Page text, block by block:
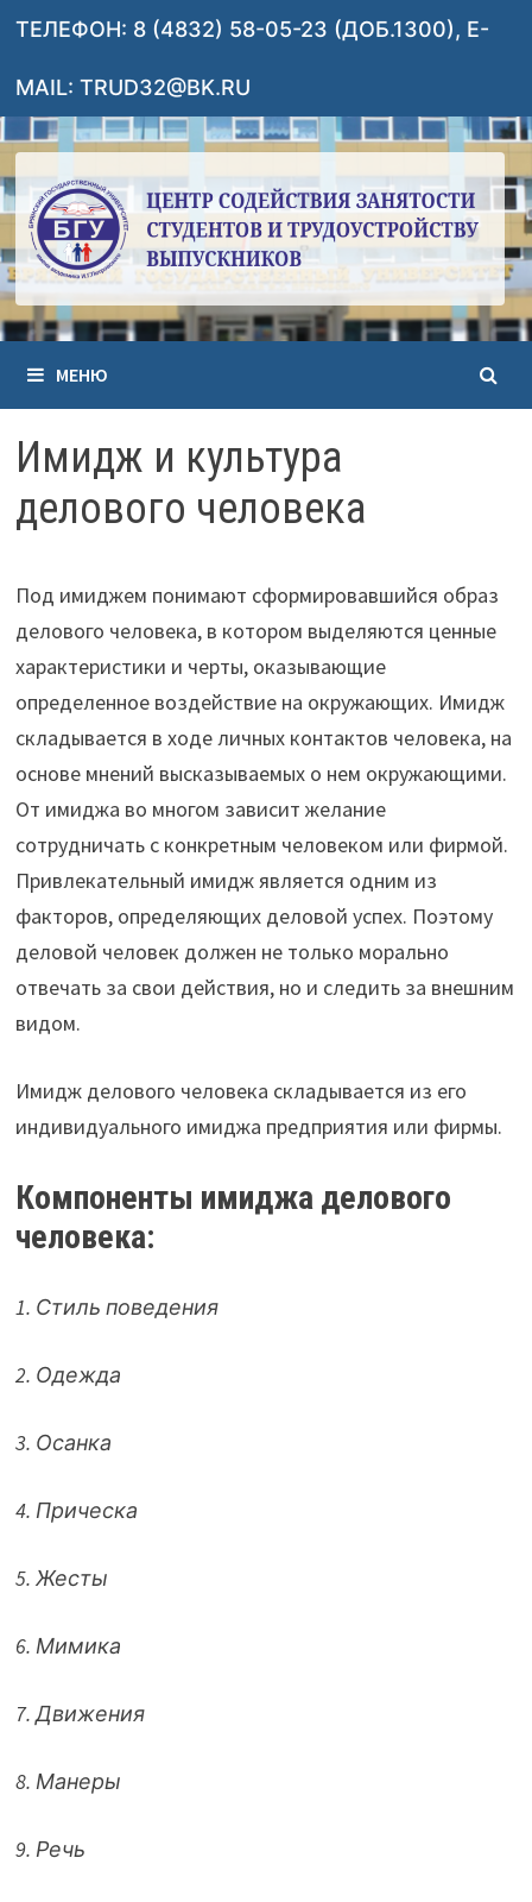
Перейти
содержимому
ТЕЛЕФОН: 8 (4832) 58-05-23 (ДОБ.1300), E-
MAIL: TRUD32@BK.RU
МЕНЮ
Имидж и культура
делового человека
Под имиджем понимают сформировавшийся образ
делового человека, в котором выделяются ценные
характеристики и черты, оказывающие
определенное воздействие на окружающих. Имидж
складывается в ходе личных контактов человека, на
основе мнений высказываемых о нем окружающими.
От имиджа во многом зависит желание
сотрудничать с конкретным человеком или фирмой.
Привлекательный имидж является одним из
факторов, определяющих деловой успех. Поэтому
деловой человек должен не только морально
отвечать за свои действия, но и следить за внешним
видом.
Имидж делового человека складывается из его
индивидуального имиджа предприятия или фирмы.
Компоненты имиджа делового
человека:
1. Стиль поведения
2. Одежда
3. Осанка
4. Прическа
5. Жесты
6. Мимика
7. Движения
8. Манеры
9. Речь